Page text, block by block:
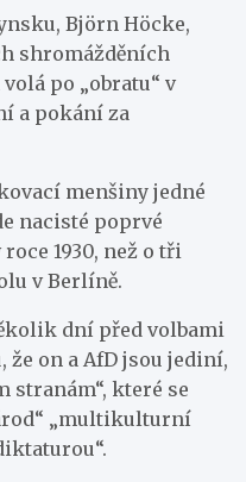
Björn Höcke,
shromážděních
po „obratu“ v
a pokání za
menšiny jedné
nacisté poprvé
1930, než o tři
v Berlíně.
dní před volbami
že on a AfD jsou jediní,
stranám“, které se
„multikulturní